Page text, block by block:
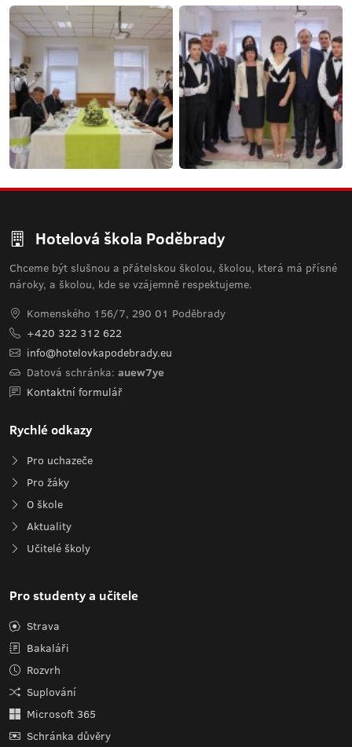
Hotelová škola Poděbrady
Chceme být slušnou a přátelskou školou, školou, která má přísné
nároky, a školou, kde se vzájemně respektujeme.
Komenského 156/7, 290 01 Poděbrady
+420 322 312 622
info@hotelovkapodebrady.eu
Datová schránka: auew7ye
Kontaktní formulář
Rychlé odkazy
Pro uchazeče
Pro žáky
O škole
Aktuality
Učitelé školy
Pro studenty a učitele
Strava
Bakaláři
Rozvrh
Suplování
Microsoft 365
Schránka důvěry